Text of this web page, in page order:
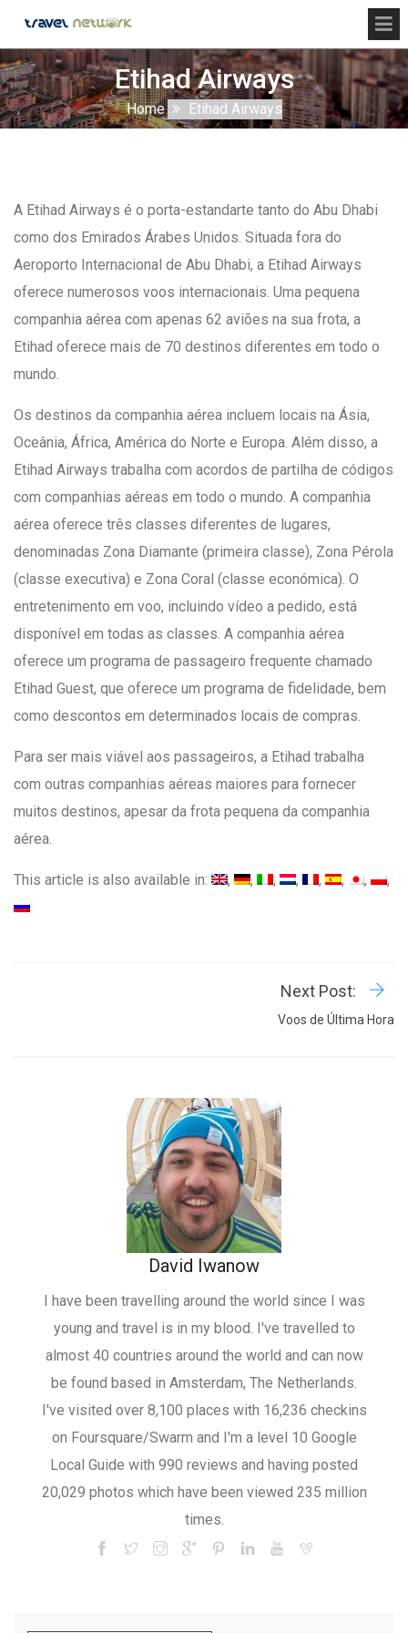
Etihad Airways
Home Etihad Airways
A Etihad Airways é o porta-estandarte tanto do Abu Dhabi
como dos Emirados Árabes Unidos. Situada fora do
Aeroporto Internacional de Abu Dhabi, a Etihad Airways
oferece numerosos voos internacionais. Uma pequena
companhia aérea com apenas 62 aviões na sua frota, a
Etihad oferece mais de 70 destinos diferentes em todo o
mundo.
Os destinos da companhia aérea incluem locais na Ásia,
Oceânia, África, América do Norte e Europa. Além disso, a
Etihad Airways trabalha com acordos de partilha de códigos
com companhias aéreas em todo o mundo. A companhia
aérea oferece três classes diferentes de lugares,
denominadas Zona Diamante (primeira classe), Zona Pérola
(classe executiva) e Zona Coral (classe económica). O
entretenimento em voo, incluindo vídeo a pedido, está
disponível em todas as classes. A companhia aérea
oferece um programa de passageiro frequente chamado
Etihad Guest, que oferece um programa de fidelidade, bem
como descontos em determinados locais de compras.
Para ser mais viável aos passageiros, a Etihad trabalha
com outras companhias aéreas maiores para fornecer
muitos destinos, apesar da frota pequena da companhia
aérea.
This article is also available in:
Next Post:
Voos de Última Hora
David Iwanow
I have been travelling around the world since I was
young and travel is in my blood. I've travelled to
almost 40 countries around the world and can now
be found based in Amsterdam, The Netherlands.
I've visited over 8,100 places with 16,236 checkins
on Foursquare/Swarm and I'm a level 10 Google
Local Guide with 990 reviews and having posted
20,029 photos which have been viewed 235 million
times.